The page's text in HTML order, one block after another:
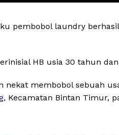
pembobol laundry
HB usia 30 tahun
nekat membobol sebuah
, Kecamatan Bintan Timur,